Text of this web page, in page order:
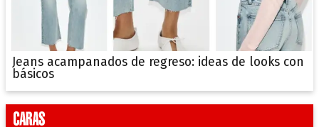
Jeans acampanados de regreso: ideas de looks con
básicos